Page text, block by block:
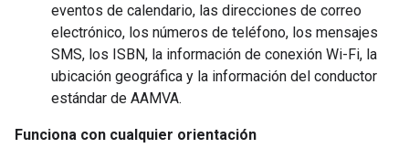
eventos de calendario, las direcciones de correo
electrónico, los números de teléfono, los mensajes
SMS, los ISBN, la información de conexión Wi-Fi, la
ubicación geográfica y la información del conductor
estándar de AAMVA.
Funciona con cualquier orientación